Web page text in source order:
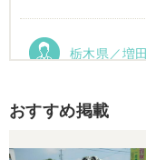
栃木県／増田
おすすめ掲載